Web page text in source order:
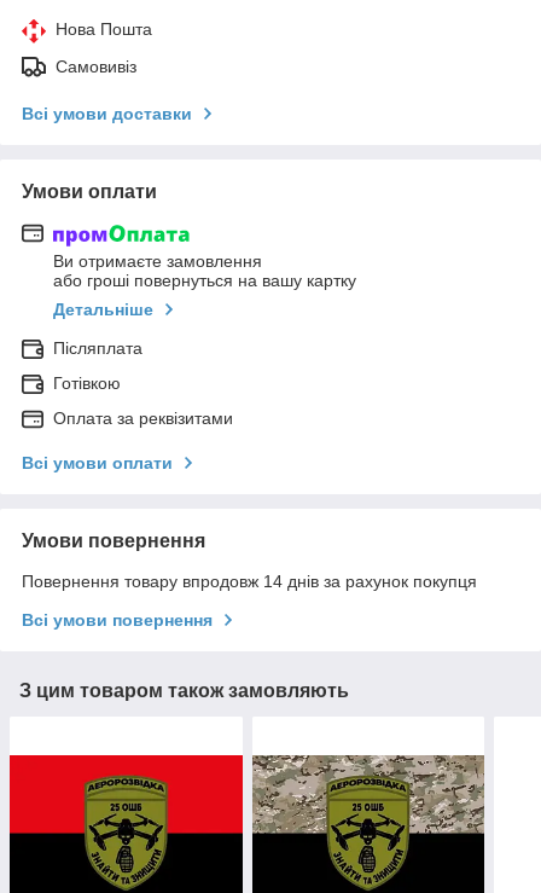
Нова Пошта
Самовивіз
Всі умови доставки
Умови оплати
Ви отримаєте замовлення
або гроші повернуться на вашу картку
Детальніше
Післяплата
Готівкою
Оплата за реквізитами
Всі умови оплати
Умови повернення
Повернення товару впродовж 14 днів за рахунок покупця
Всі умови повернення
З цим товаром також замовляють